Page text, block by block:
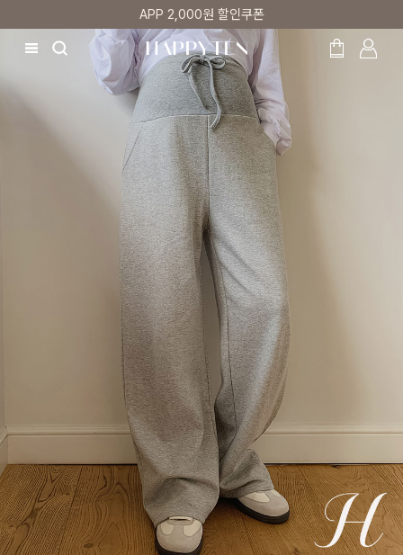
매주 리뷰어 최대 1만원 쿠폰